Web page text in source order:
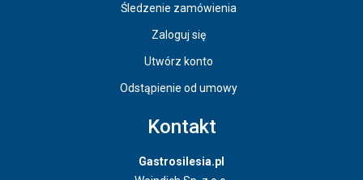
Śledzenie zamówienia
Zaloguj się
Utwórz konto
Odstąpienie od umowy
Kontakt
Gastrosilesia.pl